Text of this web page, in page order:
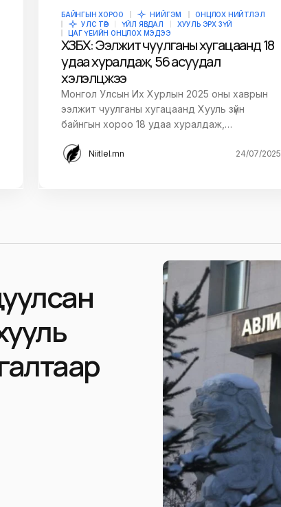
БАЙНГЫН ХОРОО НИЙГЭМ
ОНЦЛОХ НИЙТЛЭЛ
УЛС ТӨР
ҮЙЛ ЯВДАЛ
ХУУЛЬ ЭРХ ЗҮЙ
ЦАГ ҮЕИЙН ОНЦЛОХ МЭДЭЭ
ХЗБХ: Ээлжит чуулганы хугацаанд 18
удаа хуралдаж, 56 асуудал
хэлэлцжээ
Монгол Улсын Их Хурлын 2025 оны хаврын
ээлжит чуулганы хугацаанд Хууль зүйн
байнгын хороо 18 удаа хуралдаж,…
Niitlel.mn 24/07/2025